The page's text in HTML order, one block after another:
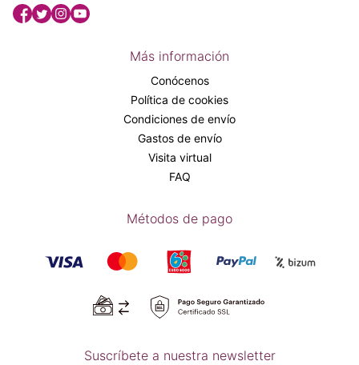
Más información
Conócenos
Política de cookies
Condiciones de envío
Gastos de envío
Visita virtual
FAQ
Métodos de pago
Suscríbete a nuestra newsletter